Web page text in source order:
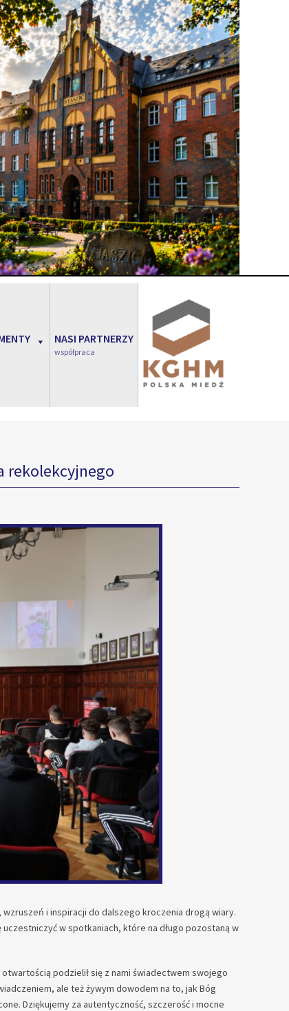
NASI PARTNERZY
współpraca
rekolekcyjnego
i inspiracji do dalszego kroczenia drogą wiary.
w spotkaniach, które na długo pozostaną w
podzielił się z nami świadectwem swojego
ale też żywym dowodem na to, jak Bóg
Dziękujemy za autentyczność, szczerość i mocne